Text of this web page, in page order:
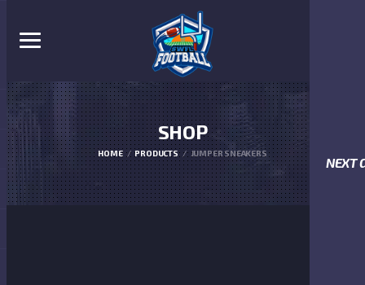
NEXT
SHOP
HOME PRODUCTS JUMPER SNEAKERS